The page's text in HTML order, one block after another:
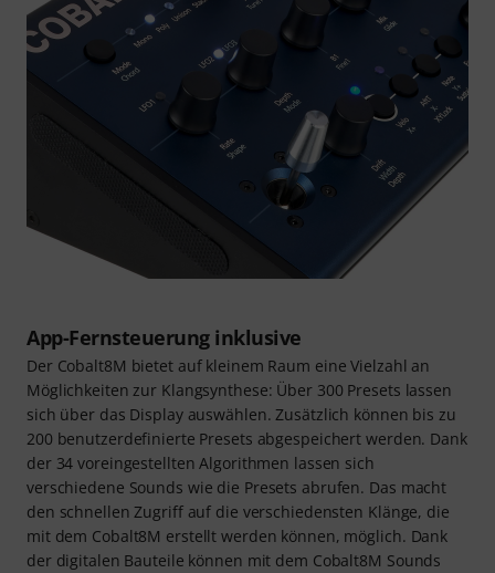
App-Fernsteuerung inklusive
Der Cobalt8M bietet auf kleinem Raum eine Vielzahl an
Möglichkeiten zur Klangsynthese: Über 300 Presets lassen
sich über das Display auswählen. Zusätzlich können bis zu
200 benutzerdefinierte Presets abgespeichert werden. Dank
der 34 voreingestellten Algorithmen lassen sich
verschiedene Sounds wie die Presets abrufen. Das macht
den schnellen Zugriff auf die verschiedensten Klänge, die
mit dem Cobalt8M erstellt werden können, möglich. Dank
der digitalen Bauteile können mit dem Cobalt8M Sounds